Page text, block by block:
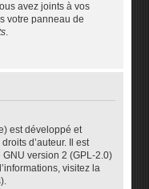
avez joints à vos
votre panneau de
.
est développé et
d’auteur. Il est
version 2 (GPL-2.0)
visitez la